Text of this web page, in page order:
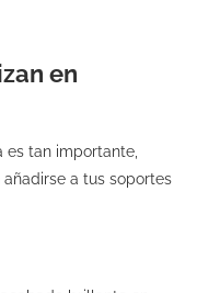
en
es tan importante,
a tus soportes